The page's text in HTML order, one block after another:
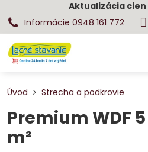
Aktualizácia cien
Informácie 0948 161 772
Úvod Strecha a podkrovie
Premium WDF
m²